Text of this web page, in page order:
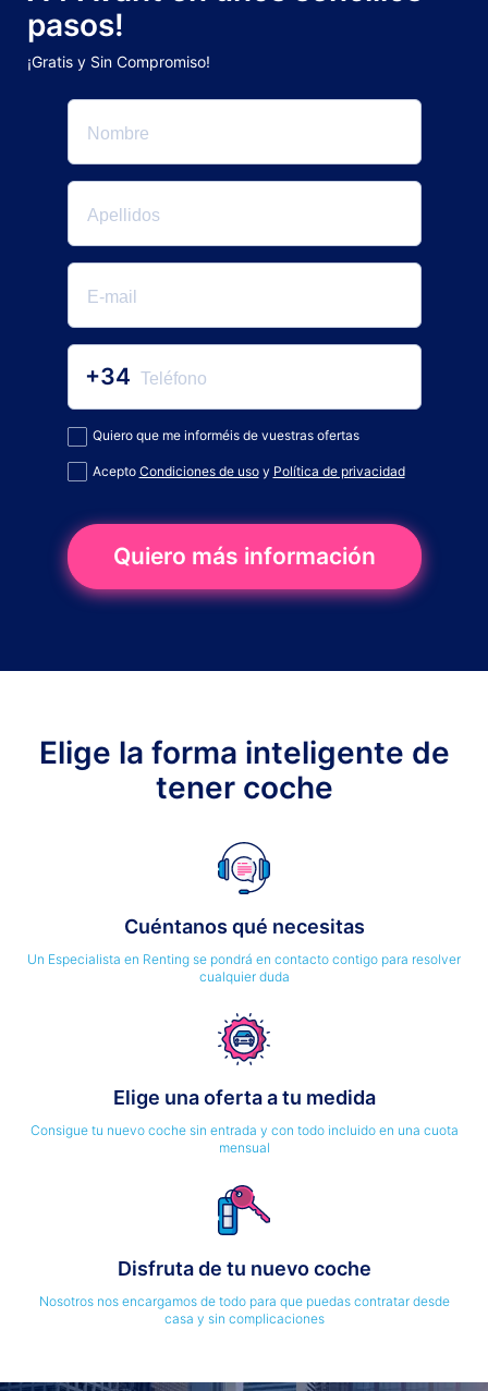
pasos!
¡Gratis y Sin Compromiso!
+34
Quiero que me informéis de vuestras ofertas
Acepto Condiciones de usoy Política de privacidad
Quiero más información
Elige la forma inteligente de
tener coche
Cuéntanos qué necesitas
Un Especialista en Renting se pondrá en contacto contigo para resolver
cualquier duda
Elige una oferta a tu medida
Consigue tu nuevo coche sin entrada y con todo incluido en una cuota
mensual
Disfruta de tu nuevo coche
Nosotros nos encargamos de todo para que puedas contratar desde
casa y sin complicaciones